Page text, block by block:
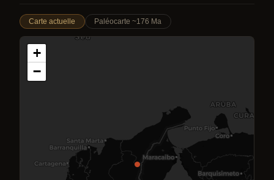
Carte actuelle Paléocarte ~176 Ma
+
−